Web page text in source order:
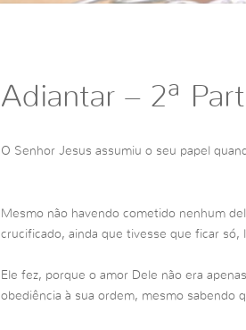
Adiantar – 2ª
O Senhor Jesus assumiu o seu papel
Mesmo não havendo cometido nenhum
crucificado, ainda que tivesse que ficar só,
Ele fez, porque o amor Dele não era
obediência à sua ordem, mesmo sabendo